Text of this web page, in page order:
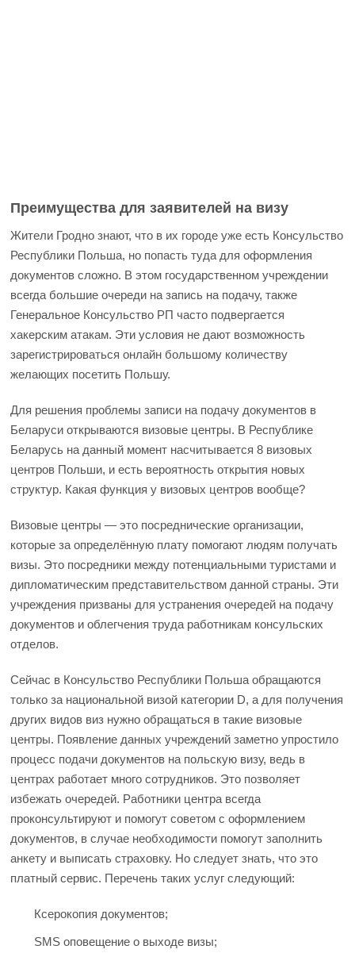
Преимущества для заявителей на визу
Жители Гродно знают, что в их городе уже есть Консульство
Республики Польша, но попасть туда для оформления
документов сложно. В этом государственном учреждении
всегда большие очереди на запись на подачу, также
Генеральное Консульство РП часто подвергается
хакерским атакам. Эти условия не дают возможность
зарегистрироваться онлайн большому количеству
желающих посетить Польшу.
Для решения проблемы записи на подачу документов в
Беларуси открываются визовые центры. В Республике
Беларусь на данный момент насчитывается 8 визовых
центров Польши, и есть вероятность открытия новых
структур. Какая функция у визовых центров вообще?
Визовые центры — это посреднические организации,
которые за определённую плату помогают людям получать
визы. Это посредники между потенциальными туристами и
дипломатическим представительством данной страны. Эти
учреждения призваны для устранения очередей на подачу
документов и облегчения труда работникам консульских
отделов.
Сейчас в Консульство Республики Польша обращаются
только за национальной визой категории D, а для получения
других видов виз нужно обращаться в такие визовые
центры. Появление данных учреждений заметно упростило
процесс подачи документов на польскую визу, ведь в
центрах работает много сотрудников. Это позволяет
избежать очередей. Работники центра всегда
проконсультируют и помогут советом с оформлением
документов, в случае необходимости помогут заполнить
анкету и выписать страховку. Но следует знать, что это
платный сервис. Перечень таких услуг следующий:
Ксерокопия документов;
SMS оповещение о выходе визы;